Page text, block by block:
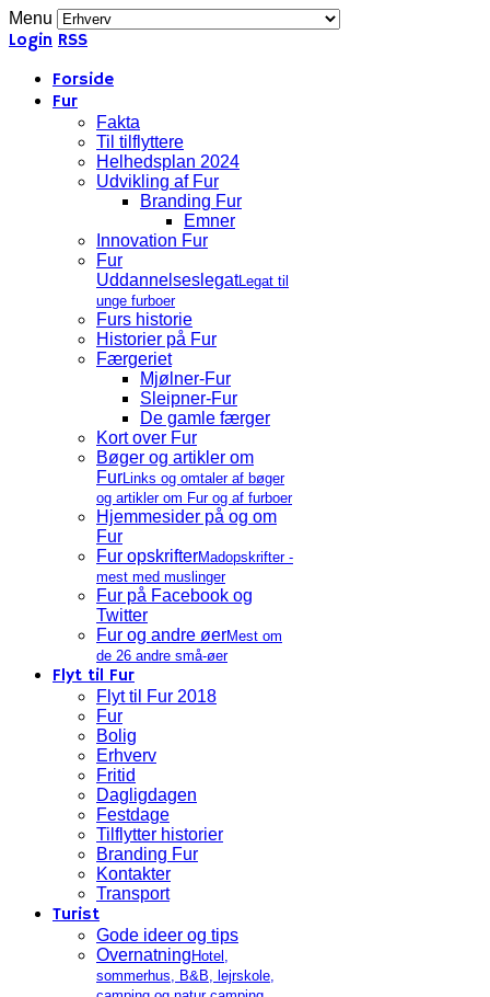
Menu
Login RSS
Forside
Fur
Fakta
Til tilflyttere
Helhedsplan 2024
Udvikling af Fur
Branding Fur
Emner
Innovation Fur
Fur
UddannelseslegatLegat til
unge furboer
Furs historie
Historier på Fur
Færgeriet
Mjølner-Fur
Sleipner-Fur
De gamle færger
Kort over Fur
Bøger og artikler om
FurLinks og omtaler af bøger
og artikler om Fur og af furboer
Hjemmesider på og om
Fur
Fur opskrifterMadopskrifter -
mest med muslinger
Fur på Facebook og
Twitter
Fur og andre øerMest om
de 26 andre små-øer
Flyt til Fur
Flyt til Fur 2018
Fur
Bolig
Erhverv
Fritid
Dagligdagen
Festdage
Tilflytter historier
Branding Fur
Kontakter
Transport
Turist
Gode ideer og tips
Overnatning Hotel,
sommerhus, B&B, lejrskole,